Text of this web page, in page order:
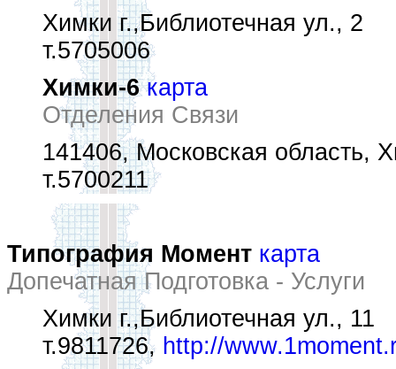
Химки г.,Библиотечная ул., 2
т.5705006
Химки-6 карта
Отделения Связи
141406, Московская область,
т.5700211
Типография Момент карта
Допечатная Подготовка - Услуги
Химки г.,Библиотечная ул., 11
т.9811726, http://